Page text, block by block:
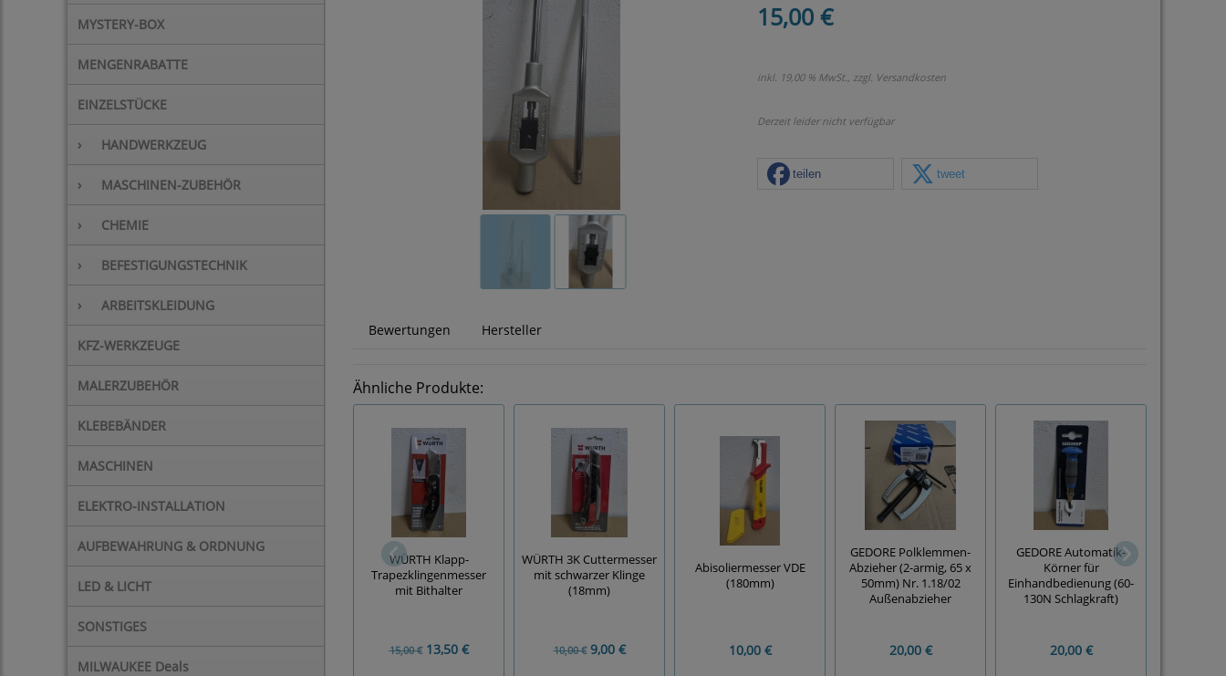
MYSTERY-BOX
MENGENRABATTE
EINZELSTÜCKE
› HANDWERKZEUG
› MASCHINEN-ZUBEHÖR
› CHEMIE
› BEFESTIGUNGSTECHNIK
› ARBEITSKLEIDUNG
KFZ-WERKZEUGE
MALERZUBEHÖR
KLEBEBÄNDER
MASCHINEN
ELEKTRO-INSTALLATION
AUFBEWAHRUNG & ORDNUNG
LED & LICHT
SONSTIGES
MILWAUKEE Deals
15,00 €
inkl. 19,00 % MwSt., zzgl. Versandkosten
Derzeit leider nicht verfügbar
teilen tweet
Bewertungen Hersteller
Ähnliche Produkte:
WÜRTH Klapp-
Trapezklingenmesser
mit Bithalter
15,00 €13,50 €
WÜRTH 3K Cuttermesser
mit schwarzer Klinge
(18mm)
10,00 €9,00 €
Abisoliermesser VDE
(180mm)
10,00 €
GEDORE Polklemmen-
Abzieher (2-armig, 65 x
50mm) Nr. 1.18/02
Außenabzieher
20,00 €
GEDORE Automatik-
Körner für
Einhandbedienung (60-
130N Schlagkraft)
20,00 €